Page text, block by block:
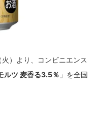
）より、コンビニエンス
ルツ 麦香る3.5％ 」を全国